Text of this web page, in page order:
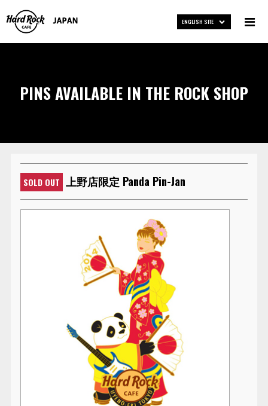
ENGLISH SITE
PINS AVAILABLE IN THE ROCK SHOP
SOLD OUT 上野店限定 Panda Pin-Jan